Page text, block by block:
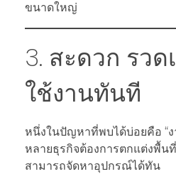
ขนาดใหญ่
3. สะดวก รวด
ใช้งานทันที
หนึ่งในปัญหาที่พบได้บ่อยคือ “ง
หลายธุรกิจต้องการตกแต่งพื้น
สามารถจัดหาอุปกรณ์ได้ทัน